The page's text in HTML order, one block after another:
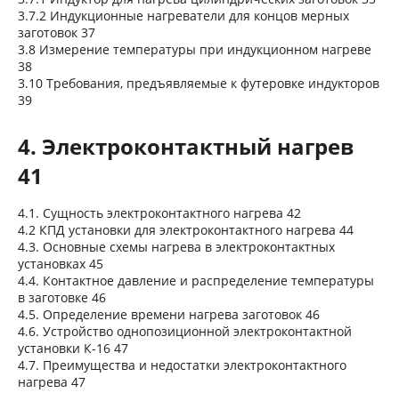
3.7.2 Индукционные нагреватели для концов мерных
заготовок 37
3.8 Измерение температуры при индукционном нагреве
38
3.10 Требования, предъявляемые к футеровке индукторов
39
4. Электроконтактный нагрев
41
4.1. Сущность электроконтактного нагрева 42
4.2 КПД установки для электроконтактного нагрева 44
4.3. Основные схемы нагрева в электроконтактных
установках 45
4.4. Контактное давление и распределение температуры
в заготовке 46
4.5. Определение времени нагрева заготовок 46
4.6. Устройство однопозиционной электроконтактной
установки К-16 47
4.7. Преимущества и недостатки электроконтактного
нагрева 47